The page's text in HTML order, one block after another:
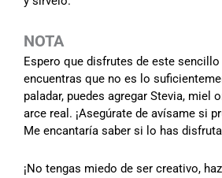
NOTA
Espero que disfrutes de este
encuentras que no es lo
paladar, puedes agregar Stevia, miel
arce real. ¡Asegúrate de avísame si
Me encantaría saber si lo has
¡No tengas miedo de ser creativo,